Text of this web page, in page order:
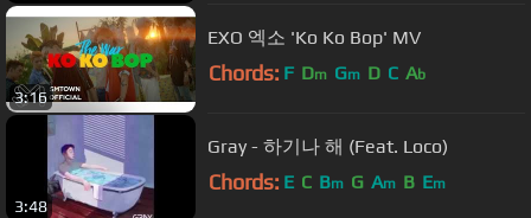
3:16
EXO 엑소 'Ko Ko Bop' MV
Chords: F Dm Gm D C Ab
3:48
Gray - 하기나 해 (Feat. Loco)
Chords: E C Bm G Am B Em